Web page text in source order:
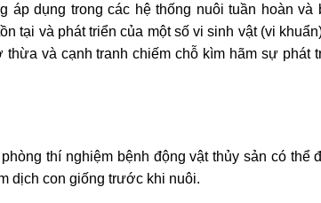
áp dụng trong các hệ thống nuôi tuần hoàn và
tại và phát triển của một số vi sinh vật (vi
và cạnh tranh chiếm chỗ kìm hãm sự phát
thí nghiệm bệnh động vật thủy sản có thể
dịch con giống trước khi nuôi.